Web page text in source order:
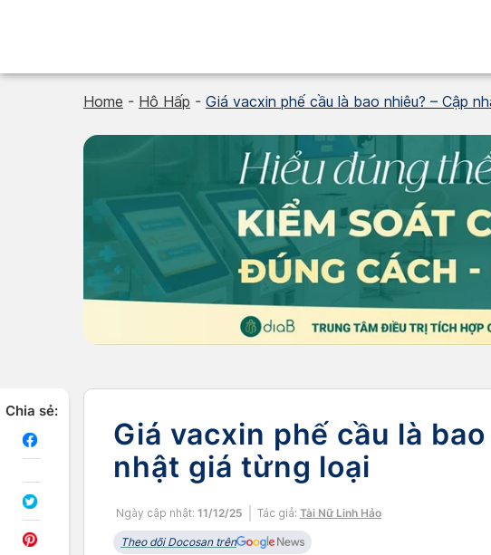
Home - Hô Hấp - Giá vacxin phế cầu là bao nhiêu? – Cập
Chia sẻ:
Giá vacxin phế cầu là
nhật giá từng loại
Ngày cập nhật: 11/12/25 Tác giả: Tài Nữ Linh Hảo
Theo dõi Docosan trên